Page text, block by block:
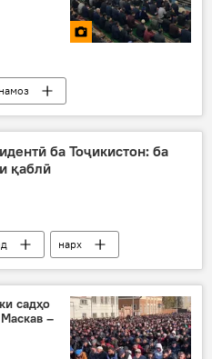
намоз
ба Тоҷикистон: ба
қаблӣ
нарх
президент
садҳо
–